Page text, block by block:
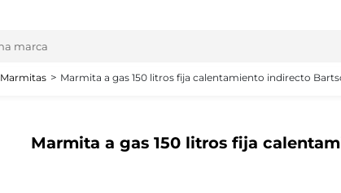
Marmitas Marmita a gas 150 litros fija calentamiento indirecto
Marmita a gas 150 litros fija